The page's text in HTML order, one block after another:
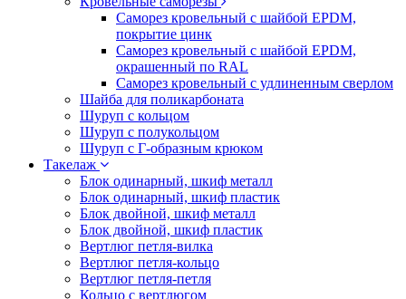
Саморез кровельный с шайбой EPDM,
покрытие цинк
Саморез кровельный с шайбой EPDM,
окрашенный по RAL
Саморез кровельный с удлиненным сверлом
Шайба для поликарбоната
Шуруп с кольцом
Шуруп с полукольцом
Шуруп с Г-образным крюком
Такелаж
Блок одинарный, шкиф металл
Блок одинарный, шкиф пластик
Блок двойной, шкиф металл
Блок двойной, шкиф пластик
Вертлюг петля-вилка
Вертлюг петля-кольцо
Вертлюг петля-петля
Кольцо с вертлюгом